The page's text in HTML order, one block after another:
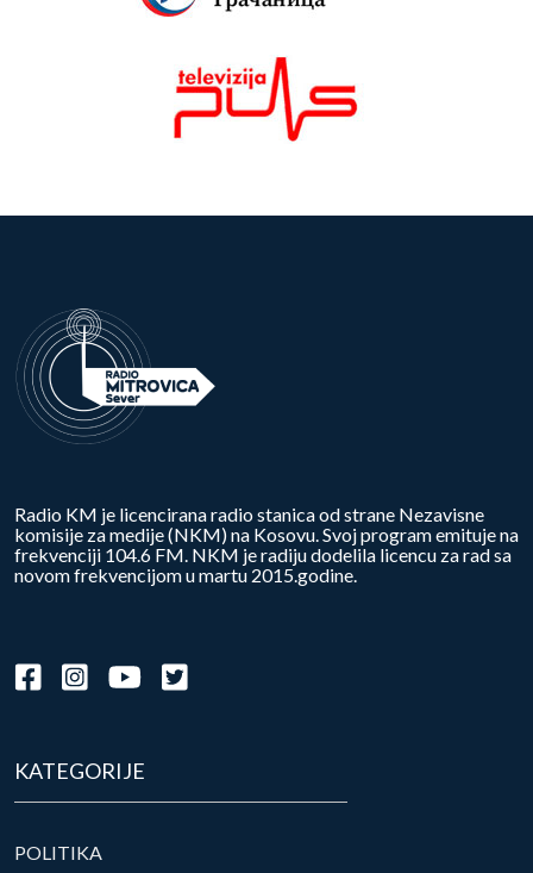
Radio KM je licencirana radio stanica od strane Nezavisne
komisije za medije (NKM) na Kosovu. Svoj program emituje na
frekvenciji 104.6 FM. NKM je radiju dodelila licencu za rad sa
novom frekvencijom u martu 2015.godine.
KATEGORIJE
POLITIKA